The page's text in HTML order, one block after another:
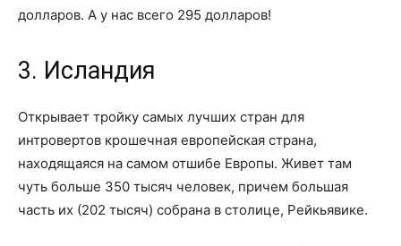
долларов. А у нас всего 295 долларов!
3. Исландия
Открывает тройку самых лучших стран для
интровертов крошечная европейская страна,
находящаяся на самом отшибе Европы. Живет там
чуть больше 350 тысяч человек, причем большая
часть их (202 тысяч) собрана в столице, Рейкьявике.